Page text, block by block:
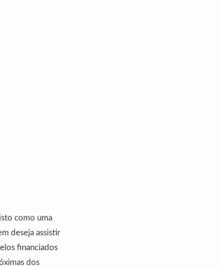
como uma
deseja assistir
financiados
dos